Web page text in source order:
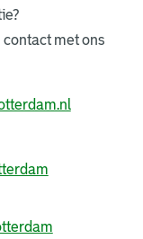
met ons
pagina in een nieuw